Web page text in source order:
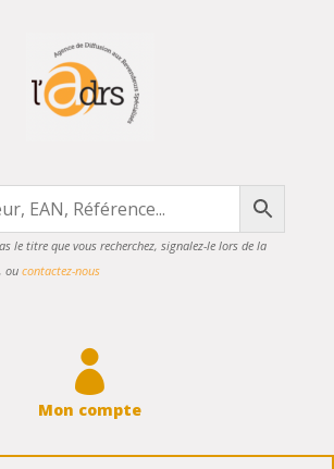
le titre que vous recherchez, signalez-le lors de la
ou contactez-nous

Mon compte